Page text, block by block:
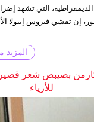
الديمقراطية، التي تشهد
إن تفشي فيروس إيبولا
المزيد
بصيبص شعر قصير
للأزياء